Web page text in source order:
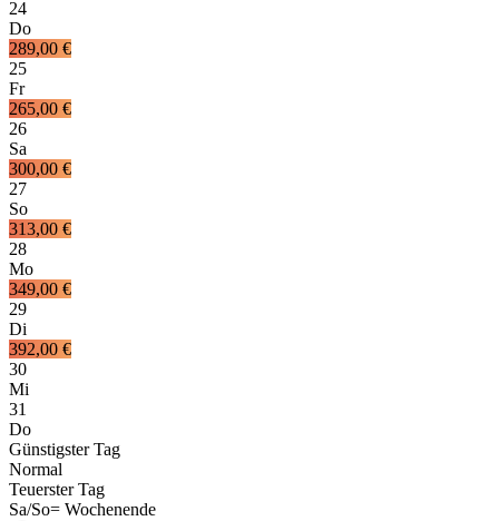
24
Do
289,00 €
25
Fr
265,00 €
26
Sa
300,00 €
27
So
313,00 €
28
Mo
349,00 €
29
Di
392,00 €
30
Mi
31
Do
Günstigster Tag
Normal
Teuerster Tag
Sa/So= Wochenende